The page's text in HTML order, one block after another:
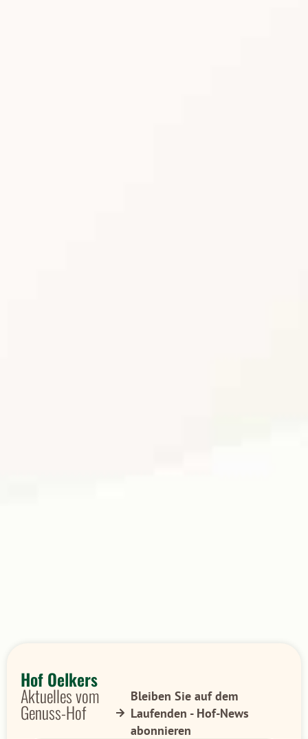
Hof Oelkers
Aktuelles vom
Genuss-Hof
Bleiben Sie auf dem
Laufenden - Hof-News
abonnieren